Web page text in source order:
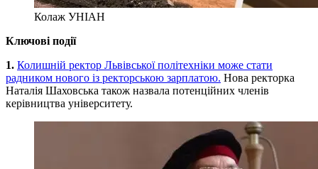
Колаж УНІАН
Ключові події
1. Колишній ректор Львівської політехніки може стати
радником нового із ректорською зарплатою. Нова ректорка
Наталія Шаховська також назвала потенційних членів
керівництва університету.